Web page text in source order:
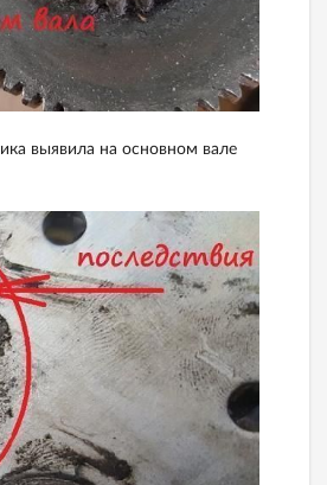
выявила на основном вале